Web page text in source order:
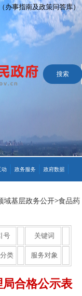
办事指南及政策问答库）
动 政务服务 政府数据
域基层政务公开>食品药
号 关键词
类 服务对象
局合格公示表